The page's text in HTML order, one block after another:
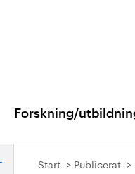
Forskning/
Start Publicerat